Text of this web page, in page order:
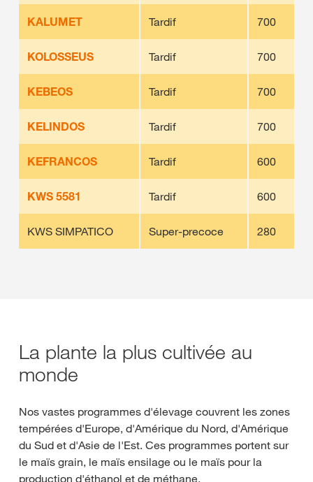
KALUMET Tardif 700
KOLOSSEUS Tardif 700
KEBEOS Tardif 700
KELINDOS Tardif 700
KEFRANCOS Tardif 600
KWS 5581 Tardif 600
KWS SIMPATICO Super-precoce 280
La plante la plus cultivée au
monde
Nos vastes programmes d'élevage couvrent les zones
tempérées d'Europe, d'Amérique du Nord, d'Amérique
du Sud et d'Asie de l'Est. Ces programmes portent sur
le maïs grain, le maïs ensilage ou le maïs pour la
production d'éthanol et de méthane.